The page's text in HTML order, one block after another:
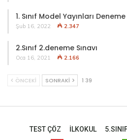
1. Sınıf Model Yayınları
Şub 16, 2022 2.347
2.Sınıf 2.deneme Sınavı
Oca 16, 2021 2.166
ÖNCEKI SONRAKI 1 39
TEST ÇÖZ İLKOKUL